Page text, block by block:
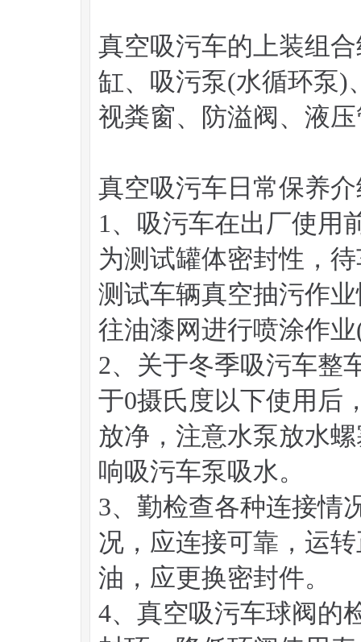
真空吸污车的上装组
缸、吸污泵(水循环泵)
视粪窗、防溢阀、液
真空吸污车日常保养
1、吸污车在出厂使用
为测试罐体密封性，
测试车辆真空抽污作
往油漆网进行喷涂作
2、关于冬季吸污车整
于0摄氏度以下使用后
放净，注意水泵放水
响吸污车泵吸水。
3、勤检查各种连接情
况，应连接可靠，运
油，应更换密封件。
4、真空吸污车球阀的